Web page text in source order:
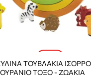
ΤΟΥΒΛΆΚΙΑ
ΟΥΡΆΝΙΟ ΤΌΞΟ - ΖΩΆΚΙΑ